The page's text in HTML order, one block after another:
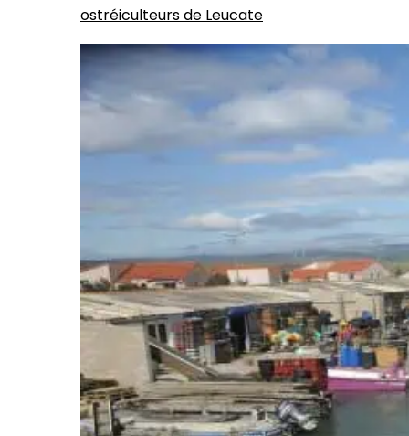
ostréiculteurs de Leucate